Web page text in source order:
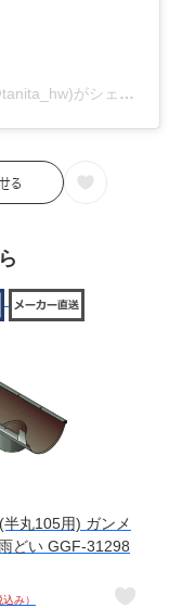
株式会社タニタハウシ?ンク?ウェア(@tanita_hw)がシェアした投稿
丸105用) ガンメ
どい GGF-31298
込み）